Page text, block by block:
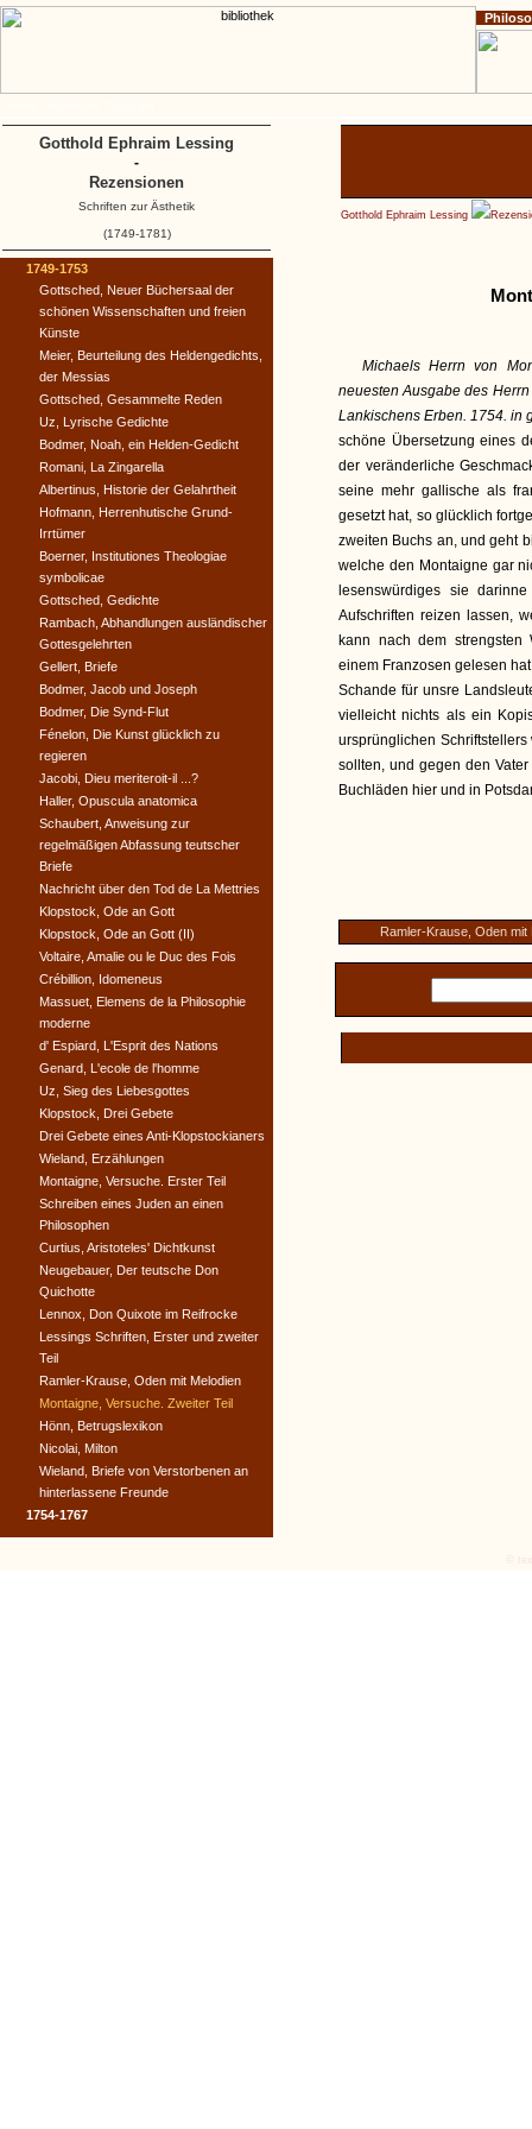
Gotthold Ephraim Lessing
Michaels Herrn von
neuesten Ausgabe des
Lankischens Erben. 1754. in
schöne Übersetzung eines
der veränderliche
seine mehr gallische als
gesetzt hat, so glücklich
zweiten Buchs an, und geht
welche den Montaigne gar
lesenswürdiges sie
Aufschriften reizen lassen,
kann nach dem strengsten
einem Franzosen gelesen
Schande für unsre
vielleicht nichts als ein
ursprünglichen
sollten, und gegen den
Buchläden hier und in
Ramler-Krause, Oden mit
1749-1753
Gottsched, Neuer Büchersaal der
schönen Wissenschaften und freien
Künste
Meier, Beurteilung des Heldengedichts,
der Messias
Gottsched, Gesammelte Reden
Uz, Lyrische Gedichte
Bodmer, Noah, ein Helden-Gedicht
Romani, La Zingarella
Albertinus, Historie der Gelahrtheit
Hofmann, Herrenhutische Grund-
Irrtümer
Boerner, Institutiones Theologiae
symbolicae
Gottsched, Gedichte
Rambach, Abhandlungen ausländischer
Gottesgelehrten
Gellert, Briefe
Bodmer, Jacob und Joseph
Bodmer, Die Synd-Flut
Fénelon, Die Kunst glücklich zu
regieren
Jacobi, Dieu meriteroit-il ...?
Haller, Opuscula anatomica
Schaubert, Anweisung zur
regelmäßigen Abfassung teutscher
Briefe
Nachricht über den Tod de La Mettries
Klopstock, Ode an Gott
Klopstock, Ode an Gott (II)
Voltaire, Amalie ou le Duc des Fois
Crébillion, Idomeneus
Massuet, Elemens de la Philosophie
moderne
d' Espiard, L'Esprit des Nations
Genard, L'ecole de l'homme
Uz, Sieg des Liebesgottes
Klopstock, Drei Gebete
Drei Gebete eines Anti-Klopstockianers
Wieland, Erzählungen
Montaigne, Versuche. Erster Teil
Schreiben eines Juden an einen
Philosophen
Curtius, Aristoteles' Dichtkunst
Neugebauer, Der teutsche Don
Quichotte
Lennox, Don Quixote im Reifrocke
Lessings Schriften, Erster und zweiter
Teil
Ramler-Krause, Oden mit Melodien
Montaigne, Versuche. Zweiter Teil
Hönn, Betrugslexikon
Nicolai, Milton
Wieland, Briefe von Verstorbenen an
hinterlassene Freunde
1754-1767
Gotthold Ephraim Lessing
-
Rezensionen
Schriften zur Ästhetik
(1749-1781)